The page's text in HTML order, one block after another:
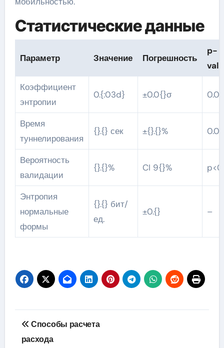
Статистические данные
Параметр Значение Погрешность
p-
Коэффициент
энтропии
0.{:03d} ±0.0{}σ
Время
туннелирования
{}.{} сек ±{}.{}%
Вероятность
валидации
{}.{}% CI 9{}%
Энтропия
нормальные
формы
{}.{} бит/
ед.
±0.{} –
Навигация
по
Способы расчета
расхода